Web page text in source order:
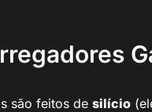
são feitos de silício